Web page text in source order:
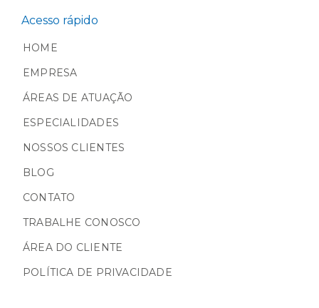
Acesso rápido
HOME
EMPRESA
ÁREAS DE ATUAÇÃO
ESPECIALIDADES
NOSSOS CLIENTES
BLOG
CONTATO
TRABALHE CONOSCO
ÁREA DO CLIENTE
POLÍTICA DE PRIVACIDADE